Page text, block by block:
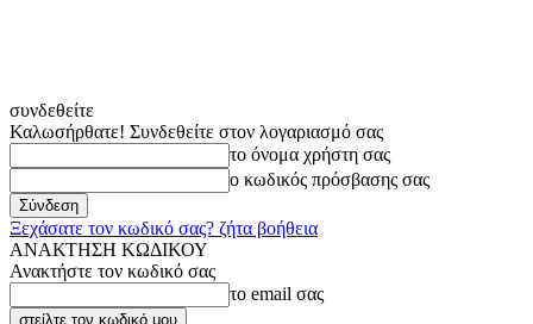
συνδεθείτε
Καλωσήρθατε! Συνδεθείτε στον λογαριασμό σας
το όνομα χρήστη σας
ο κωδικός πρόσβασης σας
Ξεχάσατε τον κωδικό σας? ζήτα βοήθεια
ΑΝΑΚΤΗΣΗ ΚΩΔΙΚΟΥ
Ανακτήστε τον κωδικό σας
το email σας